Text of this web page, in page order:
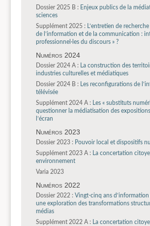
Dossier 2025 B : Enjeux publics de la
sciences
Supplément 2025 : L’entretien de
de l’information et de la communication :
professionnel·les du discours » ?
Numéros 2024
Dossier 2024 A : La construction des
industries culturelles et médiatiques
Dossier 2024 B : Les reconfigurations de
télévisée
Supplément 2024 A : Les « substituts
questionner la médiatisation des
l’écran
Numéros 2023
Dossier 2023 : Pouvoir local et dispositifs
Supplément 2023 A : La concertation
environnement
Varia 2023
Numéros 2022
Dossier 2022 : Vingt-cinq ans d’information
une exploration des transformations
médias
Supplément 2022 A : La concertation